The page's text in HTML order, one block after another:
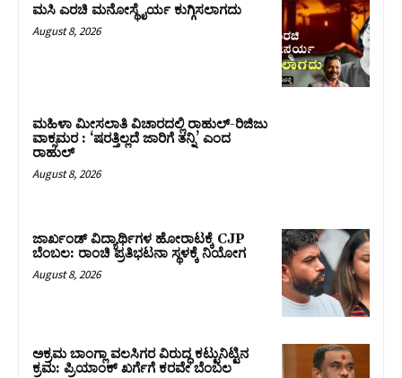
ಮಸಿ ಎರಚಿ ಮನೋಸ್ಥೈರ್ಯ ಕುಗ್ಗಿಸಲಾಗದು
August 8, 2026
ಮಹಿಳಾ ಮೀಸಲಾತಿ ವಿಚಾರದಲ್ಲಿ ರಾಹುಲ್‌-ರಿಜಿಜು
ವಾಕ್ಸಮರ : ‘ಷರತ್ತಿಲ್ಲದೆ ಜಾರಿಗೆ ತನ್ನಿ’ ಎಂದ
ರಾಹುಲ್‌
August 8, 2026
ಜಾರ್ಖಂಡ್‌ ವಿದ್ಯಾರ್ಥಿಗಳ ಹೋರಾಟಕ್ಕೆ CJP
ಬೆಂಬಲ: ರಾಂಚಿ ಪ್ರತಿಭಟನಾ ಸ್ಥಳಕ್ಕೆ ನಿಯೋಗ
August 8, 2026
ಅಕ್ರಮ ಬಾಂಗ್ಲಾ ವಲಸಿಗರ ವಿರುದ್ಧ ಕಟ್ಟುನಿಟ್ಟಿನ
ಕ್ರಮ: ಪ್ರಿಯಾಂಕ್ ಖರ್ಗೆಗೆ ಕರವೇ ಬೆಂಬಲ